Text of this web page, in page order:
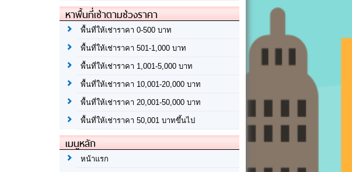
หาพื้นที่เช่าตามช่วงราคา
พื้นที่ให้เช่าราคา 0-500 บาท
พื้นที่ให้เช่าราคา 501-1,000 บาท
พื้นที่ให้เช่าราคา 1,001-5,000 บาท
พื้นที่ให้เช่าราคา 10,001-20,000 บาท
พื้นที่ให้เช่าราคา 20,001-50,000 บาท
พื้นที่ให้เช่าราคา 50,001 บาทขึ้นไป
เมนูหลัก
หน้าแรก